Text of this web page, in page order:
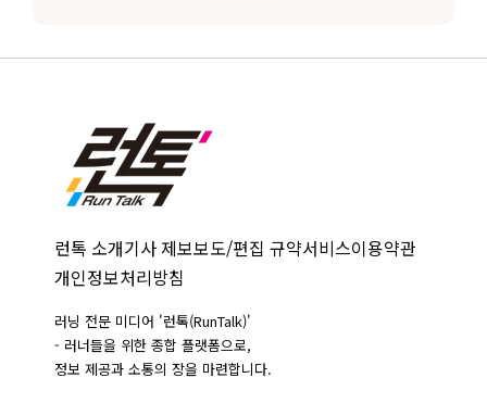
런톡 소개기사 제보보도/편집 규약서비스이용약관
개인정보처리방침
러닝 전문 미디어 '런톡(RunTalk)'
- 러너들을 위한 종합 플랫폼으로,
정보 제공과 소통의 장을 마련합니다.